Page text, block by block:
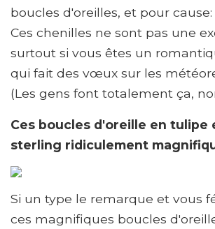
boucles d'oreilles, et pour
Ces chenilles ne sont pas une
surtout si vous êtes un
qui fait des vœux sur les
(Les gens font totalement ça,
Ces boucles d'oreille en tulipe
sterling ridiculement
Si un type le remarque et vous
ces magnifiques boucles